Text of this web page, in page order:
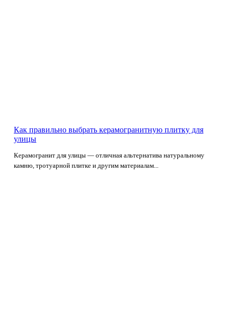
Как правильно выбрать керамогранитную плитку для
улицы
Керамогранит для улицы — отличная альтернатива натуральному
камню, тротуарной плитке и другим материалам...